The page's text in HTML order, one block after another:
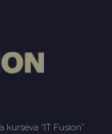
kurseva “IT Fusion”